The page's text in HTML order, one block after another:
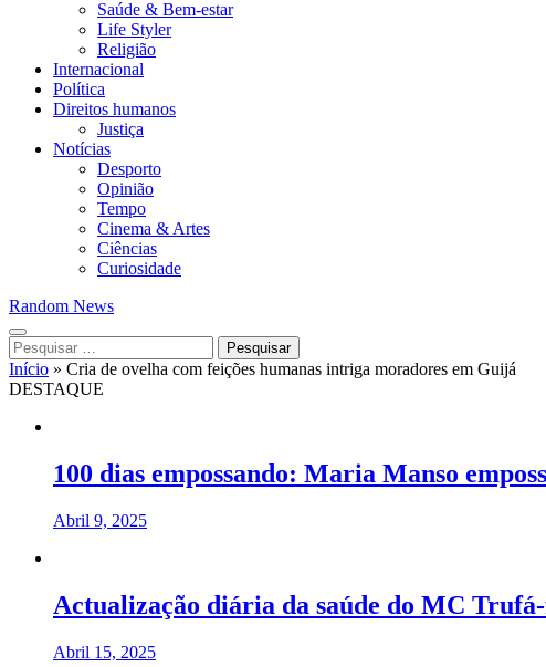
Saúde & Bem-estar
Life Styler
Religião
Internacional
Política
Direitos humanos
Justiça
Notícias
Desporto
Opinião
Tempo
Cinema & Artes
Ciências
Curiosidade
Random News
Pesquisar
por:
Início » Cria de ovelha com feições humanas intriga moradores em Guijá
DESTAQUE
100 dias empossando: Maria Manso
Abril 9, 2025
Actualização diária da saúde do MC
Abril 15, 2025